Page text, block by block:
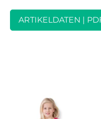
ARTIKELDATEN |